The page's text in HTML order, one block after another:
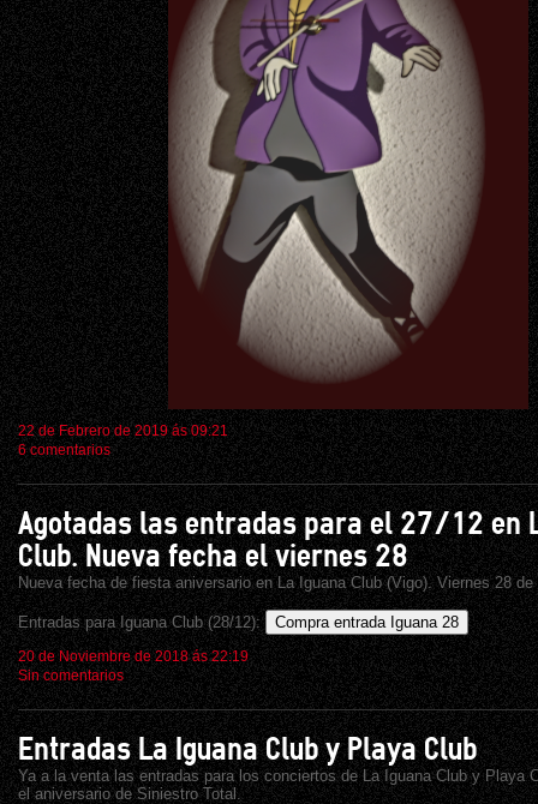
22 de Febrero de 2019 ás 09:21
6 comentarios
Agotadas las entradas para el 27/12 en
Club. Nueva fecha el viernes 28
Nueva fecha de fiesta aniversario en La Iguana Club (Vigo). Viernes 28
Entradas para Iguana Club (28/12): Compra entrada Iguana 28
20 de Noviembre de 2018 ás 22:19
Sin comentarios
Entradas La Iguana Club y Playa Club
Ya a la venta las entradas para los conciertos de La Iguana Club y Playa
el aniversario de Siniestro Total.